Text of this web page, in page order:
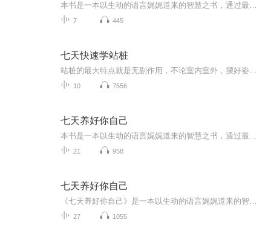
7 445
七天快速学站桩
10 7556
七天养好你自己
21 958
七天养好你自己
27 1055